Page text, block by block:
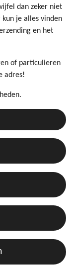
dan zeker niet
je alles vinden
en het
of particulieren
adres!